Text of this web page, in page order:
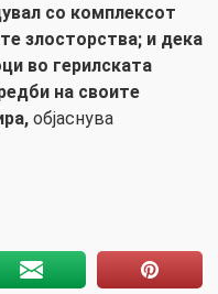
со комплексот
злосторства; и дека
во герилската
на своите
објаснува